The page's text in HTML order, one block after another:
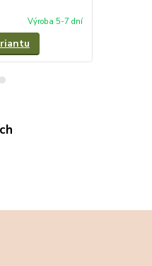
Výroba 5-7 dní